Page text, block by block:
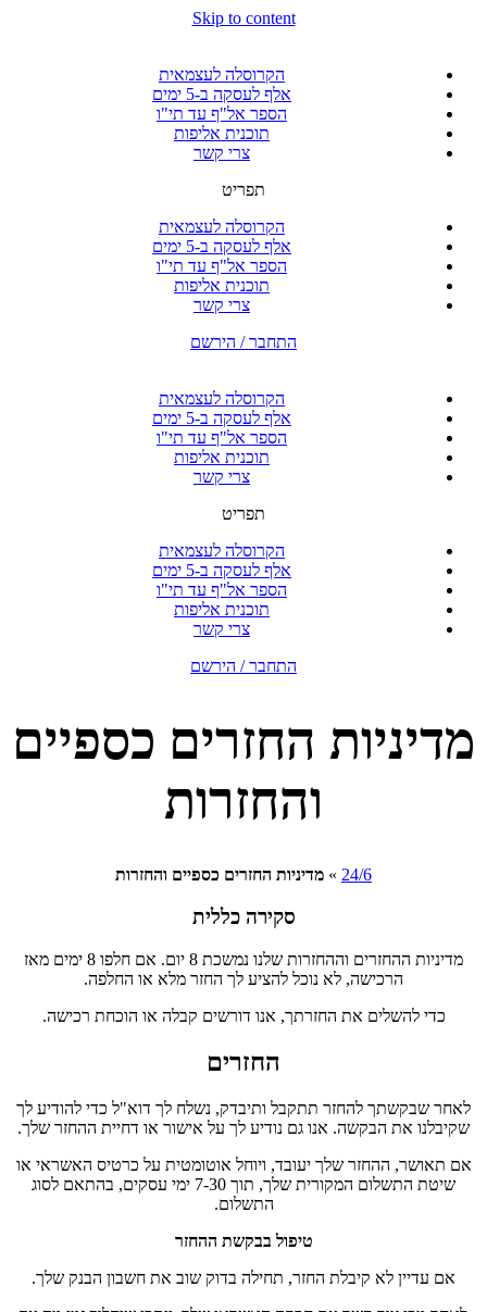
Skip to content
הקרוסלה לעצמאית
אלף לעסקה ב-5 ימים
הספר אל"ף עד תי"ו
תוכנית אליפות
צרי קשר
תפריט
הקרוסלה לעצמאית
אלף לעסקה ב-5 ימים
הספר אל"ף עד תי"ו
תוכנית אליפות
צרי קשר
התחבר / הירשם
הקרוסלה לעצמאית
אלף לעסקה ב-5 ימים
הספר אל"ף עד תי"ו
תוכנית אליפות
צרי קשר
תפריט
הקרוסלה לעצמאית
אלף לעסקה ב-5 ימים
הספר אל"ף עד תי"ו
תוכנית אליפות
צרי קשר
התחבר / הירשם
מדיניות החזרים כספיים
והחזרות
24/6
» מדיניות החזרים כספיים והחזרות
סקירה כללית
מדיניות ההחזרים וההחזרות שלנו נמשכת 8 יום. אם חלפו 8 ימים מאז
הרכישה, לא נוכל להציע לך החזר מלא או החלפה.
כדי להשלים את החזרתך, אנו דורשים קבלה או הוכחת רכישה.
החזרים
לאחר שבקשתך להחזר תתקבל ותיבדק, נשלח לך דוא"ל כדי להודיע ​​לך
שקיבלנו את הבקשה. אנו גם נודיע לך על אישור או דחיית ההחזר שלך.
אם תאושר, ההחזר שלך יעובד, ויוחל אוטומטית על כרטיס האשראי או
שיטת התשלום המקורית שלך, תוך 7-30 ימי עסקים, בהתאם לסוג
התשלום.
טיפול בבקשת ההחזר
אם עדיין לא קיבלת החזר, תחילה בדוק שוב את חשבון הבנק שלך.